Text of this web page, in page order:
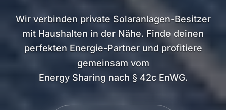
Wir verbinden private Solaranlagen-Besitzer
mit Haushalten in der Nähe. Finde deinen
perfekten Energie-Partner und profitiere
gemeinsam vom
Energy Sharing nach § 42c EnWG.